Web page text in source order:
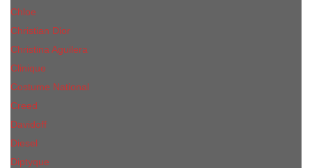
Chloe
Christian Dior
Christina Aguilera
Сliniquе
Costume National
Creed
Davidoff
Diesel
Diptyque